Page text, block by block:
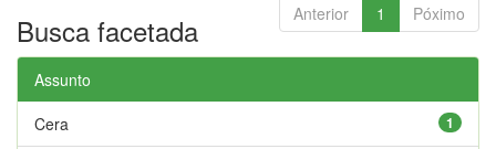
Anterior 1 Póximo
Busca facetada
Assunto
1
Cera